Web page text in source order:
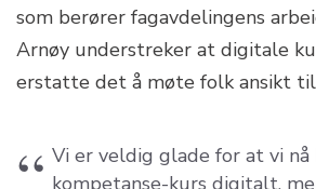
som berører fagavdelingens
Arnøy understreker at digitale
erstatte det å møte folk ansikt
Vi er veldig glade for at vi nå